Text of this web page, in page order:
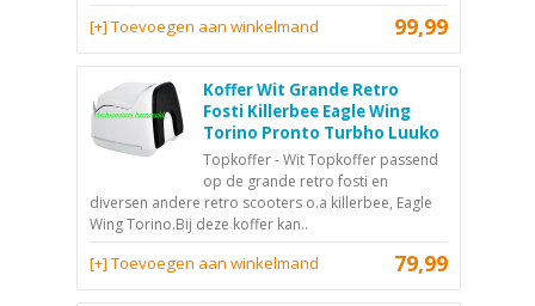
99,99
[+] Toevoegen aan winkelmand
Koffer Wit Grande Retro
Fosti Killerbee Eagle Wing
Torino Pronto Turbho Luuko
Topkoffer - Wit Topkoffer passend
op de grande retro fosti en
diversen andere retro scooters o.a killerbee, Eagle
Wing Torino.Bij deze koffer kan..
79,99
[+] Toevoegen aan winkelmand